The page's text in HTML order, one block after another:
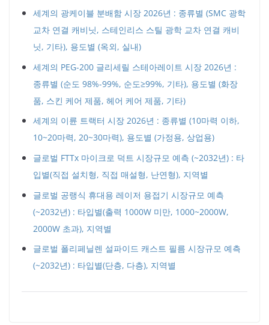
세계의 광케이블 분배함 시장 2026년 : 종류별 (SMC 광학
교차 연결 캐비닛, 스테인리스 스틸 광학 교차 연결 캐비
닛, 기타), 용도별 (옥외, 실내)
세계의 PEG-200 글리세릴 스테아레이트 시장 2026년 :
종류별 (순도 98%-99%, 순도≥99%, 기타), 용도별 (화장
품, 스킨 케어 제품, 헤어 케어 제품, 기타)
세계의 이륜 트랙터 시장 2026년 : 종류별 (10마력 이하,
10~20마력, 20~30마력), 용도별 (가정용, 상업용)
글로벌 FTTx 마이크로 덕트 시장규모 예측 (~2032년) : 타
입별(직접 설치형, 직접 매설형, 난연형), 지역별
글로벌 공랭식 휴대용 레이저 용접기 시장규모 예측
(~2032년) : 타입별(출력 1000W 미만, 1000~2000W,
2000W 초과), 지역별
글로벌 폴리페닐렌 설파이드 캐스트 필름 시장규모 예측
(~2032년) : 타입별(단층, 다층), 지역별